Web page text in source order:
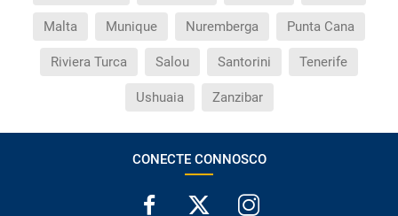
Malta Munique Nuremberga Punta Cana
Riviera Turca Salou Santorini Tenerife
Ushuaia Zanzibar
CONECTE CONNOSCO